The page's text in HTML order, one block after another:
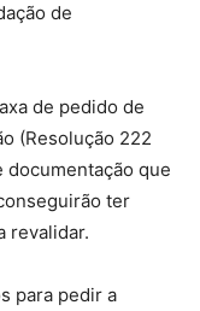
de
de pedido de
(Resolução 222
documentação que
ter
revalidar.
para pedir a